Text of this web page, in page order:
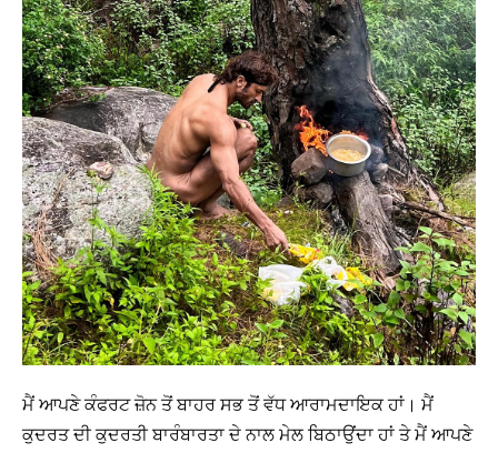
ਮੈਂ ਆਪਣੇ ਕੰਫਰਟ ਜ਼ੋਨ ਤੋਂ ਬਾਹਰ ਸਭ ਤੋਂ ਵੱਧ ਆਰਾਮਦਾਇਕ ਹਾਂ। ਮੈਂ
ਕੁਦਰਤ ਦੀ ਕੁਦਰਤੀ ਬਾਰੰਬਾਰਤਾ ਦੇ ਨਾਲ ਮੇਲ ਬਿਠਾਉਂਦਾ ਹਾਂ ਤੇ ਮੈਂ ਆਪਣੇ